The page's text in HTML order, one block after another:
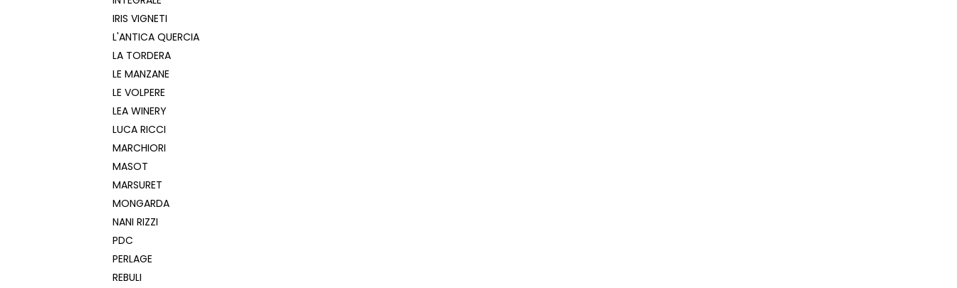
IRIS VIGNETI
L'ANTICA QUERCIA
LA TORDERA
LE MANZANE
LE VOLPERE
LEA WINERY
LUCA RICCI
MARCHIORI
MASOT
MARSURET
MONGARDA
NANI RIZZI
PDC
PERLAGE
REBULI